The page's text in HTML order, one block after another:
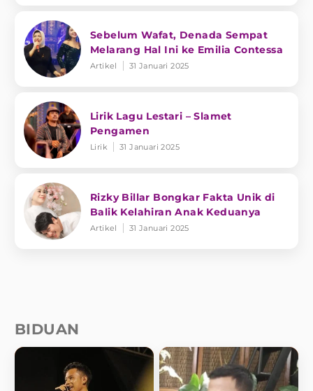
Sebelum Wafat, Denada Sempat
Melarang Hal Ini ke Emilia Contessa
Artikel 31 Januari 2025
Lirik Lagu Lestari – Slamet
Pengamen
Lirik 31 Januari 2025
Rizky Billar Bongkar Fakta Unik di
Balik Kelahiran Anak Keduanya
Artikel 31 Januari 2025
BIDUAN